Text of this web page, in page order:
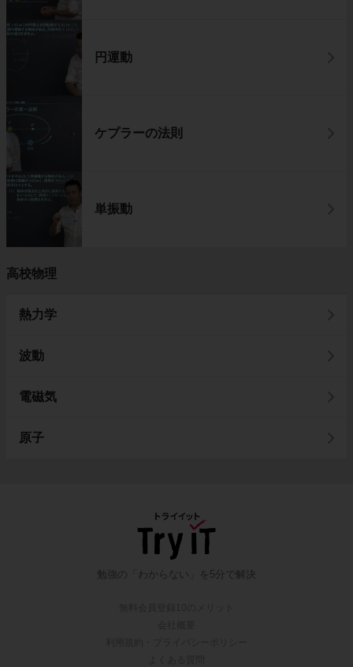
円運動
ケプラーの法則
単振動
高校物理
熱力学
波動
電磁気
原子
勉強の「わからない」を5分で解決